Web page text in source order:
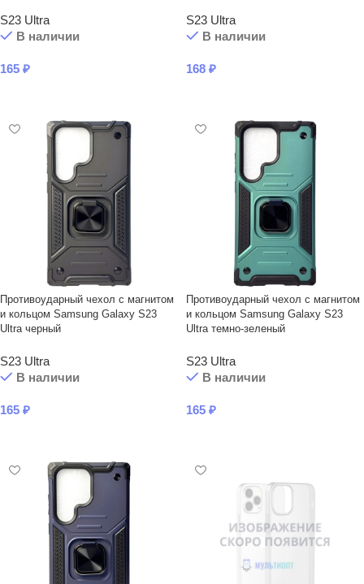
S23 Ultra
В наличии
165 ₽
S23 Ultra
В наличии
168 ₽
Противоударный чехол с магнитом
и кольцом Samsung Galaxy S23
Ultra черный
S23 Ultra
В наличии
165 ₽
Противоударный чехол с магнитом
и кольцом Samsung Galaxy S23
Ultra темно-зеленый
S23 Ultra
В наличии
165 ₽